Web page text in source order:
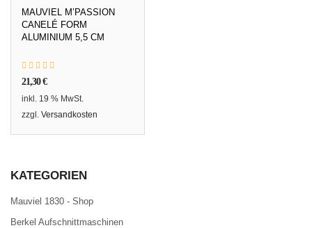
MAUVIEL M’PASSION
CANELÉ FORM
ALUMINIUM 5,5 CM
21,30€
inkl. 19 % MwSt.
zzgl. Versandkosten
KATEGORIEN
Mauviel 1830 - Shop
Berkel Aufschnittmaschinen